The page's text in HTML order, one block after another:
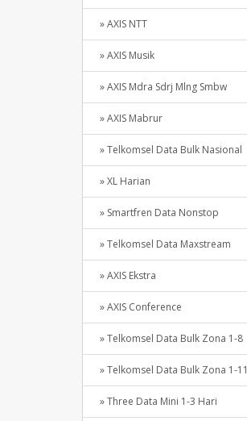
» AXIS NTT
» AXIS Musik
» AXIS Mdra Sdrj Mlng Smbw
» AXIS Mabrur
» Telkomsel Data Bulk Nasional
» XL Harian
» Smartfren Data Nonstop
» Telkomsel Data Maxstream
» AXIS Ekstra
» AXIS Conference
» Telkomsel Data Bulk Zona 1-8
» Telkomsel Data Bulk Zona 1-11
» Three Data Mini 1-3 Hari